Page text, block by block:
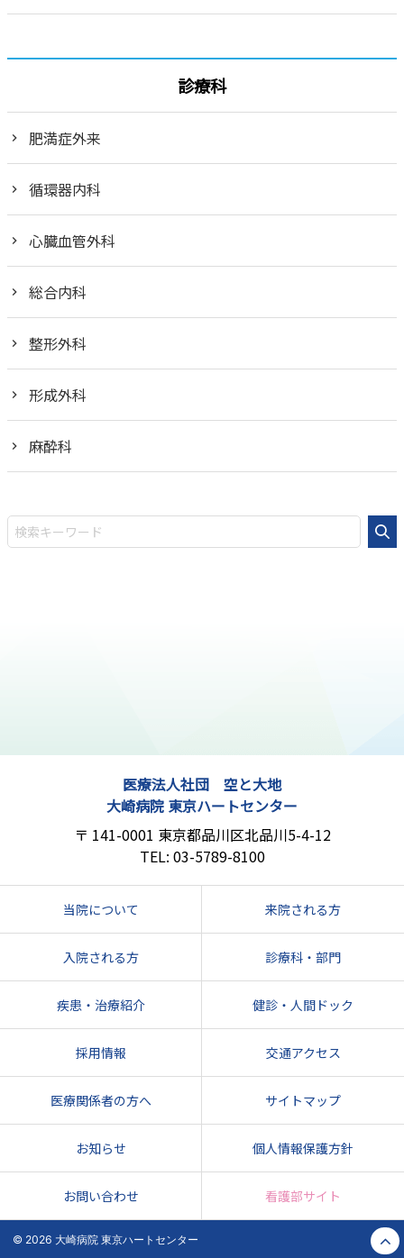
診療科
肥満症外来
循環器内科
心臓血管外科
総合内科
整形外科
形成外科
麻酔科
医療法人社団 空と大地
大崎病院 東京ハートセンター
141-0001 東京都品川区北品川5-4-12
03-5789-8100
当院について 来院される方
入院される方 診療科・部門
疾患・治療紹介 健診・人間ドック
採用情報 交通アクセス
医療関係者の方へ サイトマップ
お知らせ 個人情報保護方針
お問い合わせ 看護部サイト
© 2026 大崎病院 東京ハートセンター